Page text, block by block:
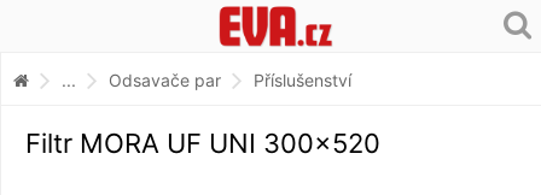
... Odsavače par Příslušenství
Filtr MORA UF UNI 300x520